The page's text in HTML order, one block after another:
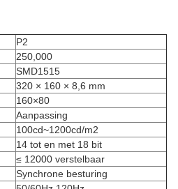
P2
250,000
SMD1515
320 × 160 × 8,6 mm
160×80
Aanpassing
100cd~1200cd/m2
14 tot en met 18 bit
≤ 12000 verstelbaar
Synchrone besturing